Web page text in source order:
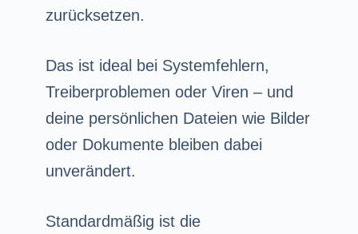
zurücksetzen.
Das ist ideal bei Systemfehlern,
Treiberproblemen oder Viren – und
deine persönlichen Dateien wie Bilder
oder Dokumente bleiben dabei
unverändert.
Standardmäßig ist die